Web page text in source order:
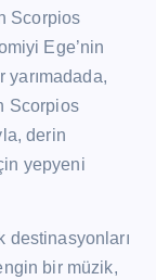
Scorpios
Ege’nin
yarımadada,
Scorpios
derin
yepyeni
destinasyonları
bir müzik,